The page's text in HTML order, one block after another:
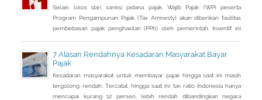
Selain lolos dari sanksi pidana pajak, Wajib Pajak (WP) peserta
Program Pengampunan Pajak (Tax Amnesty) akan diberikan fasilitas
pembebasan pajak penghasilan (PPh) oleh pemerintah. Insentif ini
7 Alasan Rendahnya Kesadaran Masyarakat Bayar
Pajak
Kesadaran masyarakat untuk membayar pajak hingga saat ini masih
tergolong rendah. Tercatat, hingga saat ini tax ratio Indonesia hanya
mencapai kurang 12 persen, lebih rendah dibandingkan negara